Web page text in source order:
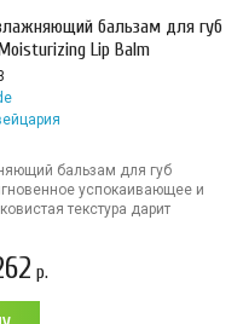
бальзам для губ
Lip Balm
бальзам для губ
успокаивающее и
текстура дарит
р.